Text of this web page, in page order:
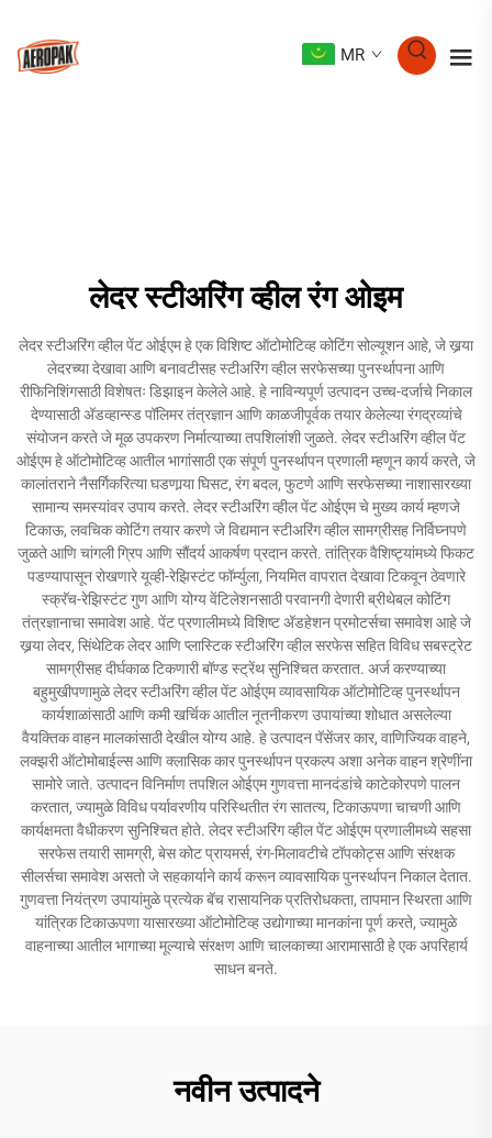
MR
लेदर स्टीअरिंग व्हील रंग ओइम
लेदर स्टीअरिंग व्हील पेंट ओईएम हे एक विशिष्ट ऑटोमोटिव्ह कोटिंग सोल्यूशन आहे, जे खर्‍या
लेदरच्या देखावा आणि बनावटीसह स्टीअरिंग व्हील सरफेसच्या पुनर्स्थापना आणि
रीफिनिशिंगसाठी विशेषतः डिझाइन केलेले आहे. हे नाविन्यपूर्ण उत्पादन उच्च-दर्जाचे निकाल
देण्यासाठी अ‍ॅडव्हान्स्ड पॉलिमर तंत्रज्ञान आणि काळजीपूर्वक तयार केलेल्या रंगद्रव्यांचे
संयोजन करते जे मूळ उपकरण निर्मात्याच्या तपशिलांशी जुळते. लेदर स्टीअरिंग व्हील पेंट
ओईएम हे ऑटोमोटिव्ह आतील भागांसाठी एक संपूर्ण पुनर्स्थापन प्रणाली म्हणून कार्य करते, जे
कालांतराने नैसर्गिकरित्या घडणार्‍या घिसट, रंग बदल, फुटणे आणि सरफेसच्या नाशासारख्या
सामान्य समस्यांवर उपाय करते. लेदर स्टीअरिंग व्हील पेंट ओईएम चे मुख्य कार्य म्हणजे
टिकाऊ, लवचिक कोटिंग तयार करणे जे विद्यमान स्टीअरिंग व्हील सामग्रीसह निर्विघ्नपणे
जुळते आणि चांगली ग्रिप आणि सौंदर्य आकर्षण प्रदान करते. तांत्रिक वैशिष्ट्यांमध्ये फिकट
पडण्यापासून रोखणारे यूव्ही-रेझिस्टंट फॉर्म्युला, नियमित वापरात देखावा टिकवून ठेवणारे
स्क्रॅच-रेझिस्टंट गुण आणि योग्य वेंटिलेशनसाठी परवानगी देणारी ब्रीथेबल कोटिंग
तंत्रज्ञानाचा समावेश आहे. पेंट प्रणालीमध्ये विशिष्ट अ‍ॅडहेशन प्रमोटर्सचा समावेश आहे जे
खर्‍या लेदर, सिंथेटिक लेदर आणि प्लास्टिक स्टीअरिंग व्हील सरफेस सहित विविध सबस्ट्रेट
सामग्रीसह दीर्घकाळ टिकणारी बॉण्ड स्ट्रेंथ सुनिश्चित करतात. अर्ज करण्याच्या
बहुमुखीपणामुळे लेदर स्टीअरिंग व्हील पेंट ओईएम व्यावसायिक ऑटोमोटिव्ह पुनर्स्थापन
कार्यशाळांसाठी आणि कमी खर्चिक आतील नूतनीकरण उपायांच्या शोधात असलेल्या
वैयक्तिक वाहन मालकांसाठी देखील योग्य आहे. हे उत्पादन पॅसेंजर कार, वाणिज्यिक वाहने,
लक्झरी ऑटोमोबाईल्स आणि क्लासिक कार पुनर्स्थापन प्रकल्प अशा अनेक वाहन श्रेणींना
सामोरे जाते. उत्पादन विनिर्माण तपशिल ओईएम गुणवत्ता मानदंडांचे काटेकोरपणे पालन
करतात, ज्यामुळे विविध पर्यावरणीय परिस्थितीत रंग सातत्य, टिकाऊपणा चाचणी आणि
कार्यक्षमता वैधीकरण सुनिश्चित होते. लेदर स्टीअरिंग व्हील पेंट ओईएम प्रणालीमध्ये सहसा
सरफेस तयारी सामग्री, बेस कोट प्रायमर्स, रंग-मिलावटीचे टॉपकोट्स आणि संरक्षक
सीलर्सचा समावेश असतो जे सहकार्याने कार्य करून व्यावसायिक पुनर्स्थापन निकाल देतात.
गुणवत्ता नियंत्रण उपायांमुळे प्रत्येक बॅच रासायनिक प्रतिरोधकता, तापमान स्थिरता आणि
यांत्रिक टिकाऊपणा यासारख्या ऑटोमोटिव्ह उद्योगाच्या मानकांना पूर्ण करते, ज्यामुळे
वाहनाच्या आतील भागाच्या मूल्याचे संरक्षण आणि चालकाच्या आरामासाठी हे एक अपरिहार्य
साधन बनते.
नवीन उत्पादने